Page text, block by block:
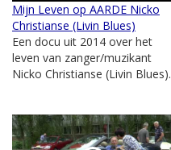
Mijn Leven op AARDE Nicko
Christianse (Livin Blues)
Een docu uit 2014 over het
leven van zanger/muzikant
Nicko Christianse (Livin Blues).